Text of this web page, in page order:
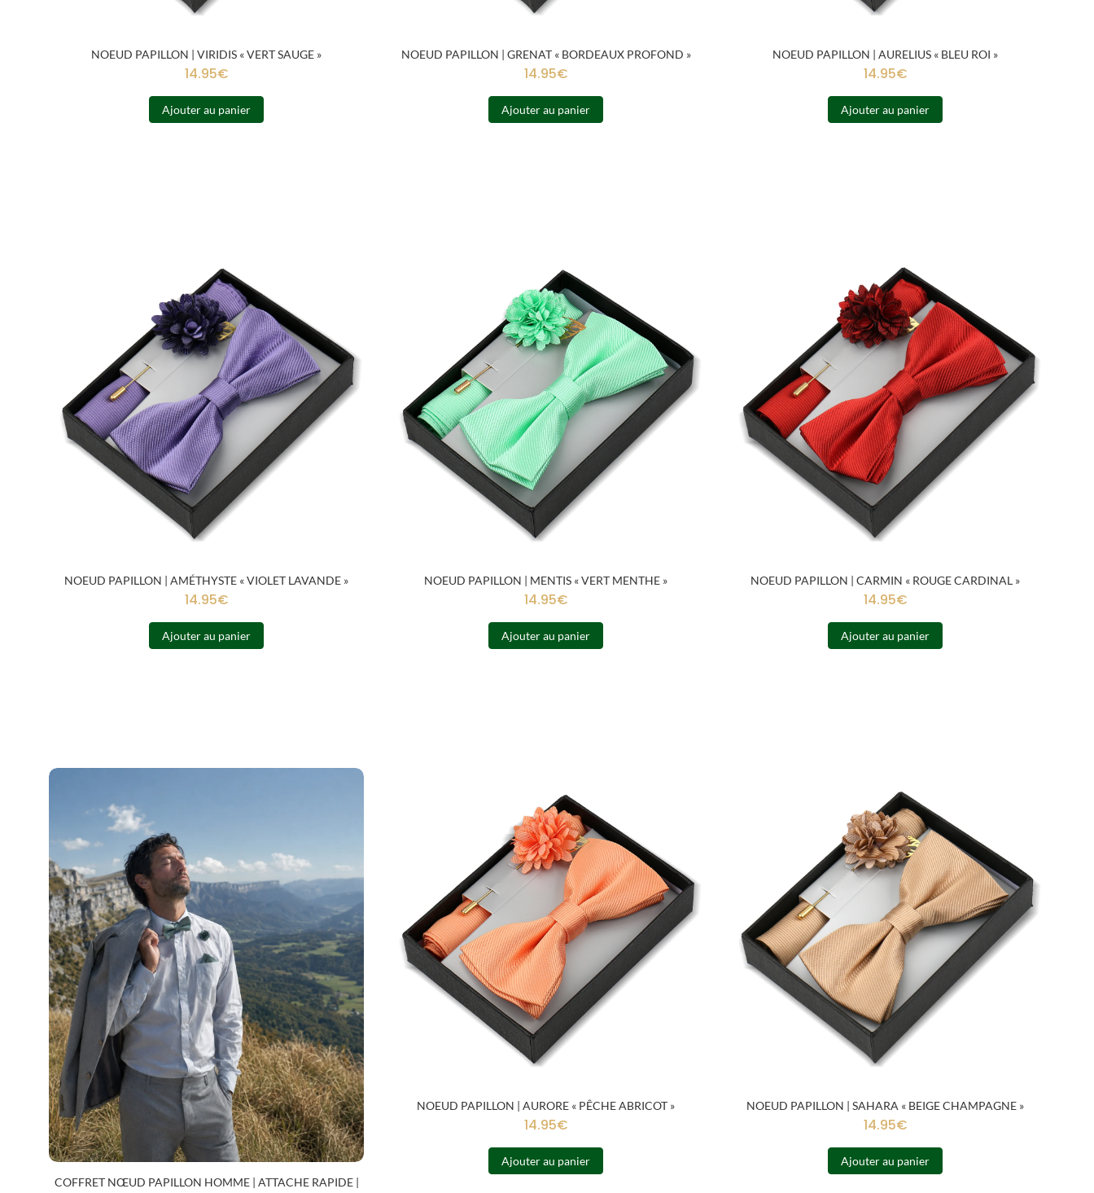
NOEUD PAPILLON | VIRIDIS « VERT SAUGE »
14.95€
Ajouter au panier
NOEUD PAPILLON | GRENAT « BORDEAUX PROFOND »
14.95€
Ajouter au panier
NOEUD PAPILLON | AURELIUS « BLEU ROI »
14.95€
Ajouter au panier
NOEUD PAPILLON | AMÉTHYSTE « VIOLET LAVANDE »
14.95€
Ajouter au panier
NOEUD PAPILLON | MENTIS « VERT MENTHE »
14.95€
Ajouter au panier
NOEUD PAPILLON | CARMIN « ROUGE CARDINAL »
14.95€
Ajouter au panier
COFFRET NŒUD PAPILLON HOMME | ATTACHE RAPIDE |
NOEUD PAPILLON | AURORE « PÊCHE ABRICOT »
14.95€
Ajouter au panier
NOEUD PAPILLON | SAHARA « BEIGE CHAMPAGNE »
14.95€
Ajouter au panier